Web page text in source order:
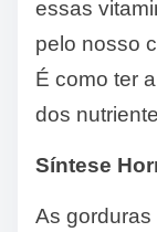
essas
pelo nosso
É como ter
dos
Síntese
As